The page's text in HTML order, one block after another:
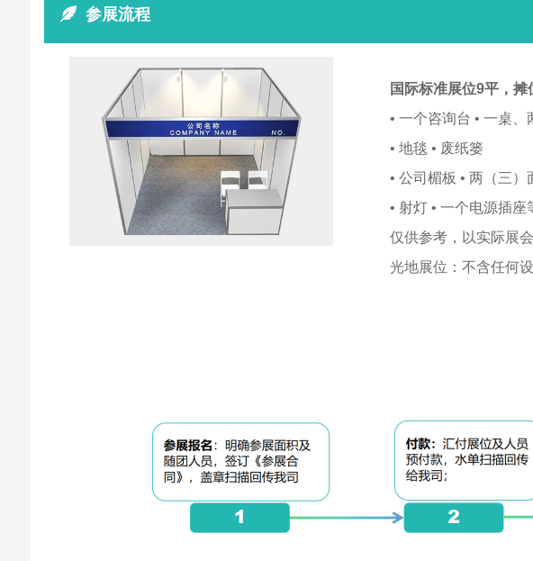
参展流程
国际标准展位9平， 摊
• 一个咨询台 • 一桌、
• 地毯 • 废纸篓
• 公司楣板 • 两（三）
• 射灯 • 一个电源插座
仅供参考，以实际展
光地展位：不含任何